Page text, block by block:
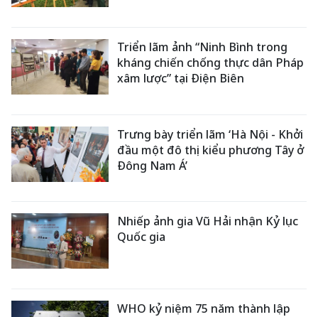
Triển lãm ảnh “Ninh Bình trong
kháng chiến chống thực dân Pháp
xâm lược” tại Điện Biên
Trưng bày triển lãm ‘Hà Nội - Khởi
đầu một đô thị kiểu phương Tây ở
Đông Nam Á’
Nhiếp ảnh gia Vũ Hải nhận Kỷ lục
Quốc gia
WHO kỷ niệm 75 năm thành lập